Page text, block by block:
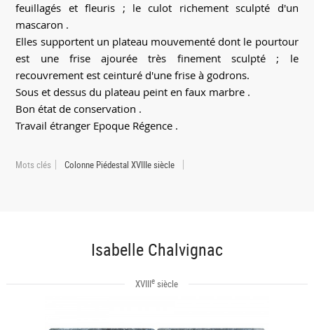
feuillagés et fleuris ; le culot richement sculpté d'un
mascaron .
Elles supportent un plateau mouvementé dont le pourtour
est une frise ajourée très finement sculpté ; le
recouvrement est ceinturé d'une frise à godrons.
Sous et dessus du plateau peint en faux marbre .
Bon état de conservation .
Travail étranger Epoque Régence .
Mots clés Colonne Piédestal XVIIIe siècle
Isabelle Chalvignac
XVIIIe siècle